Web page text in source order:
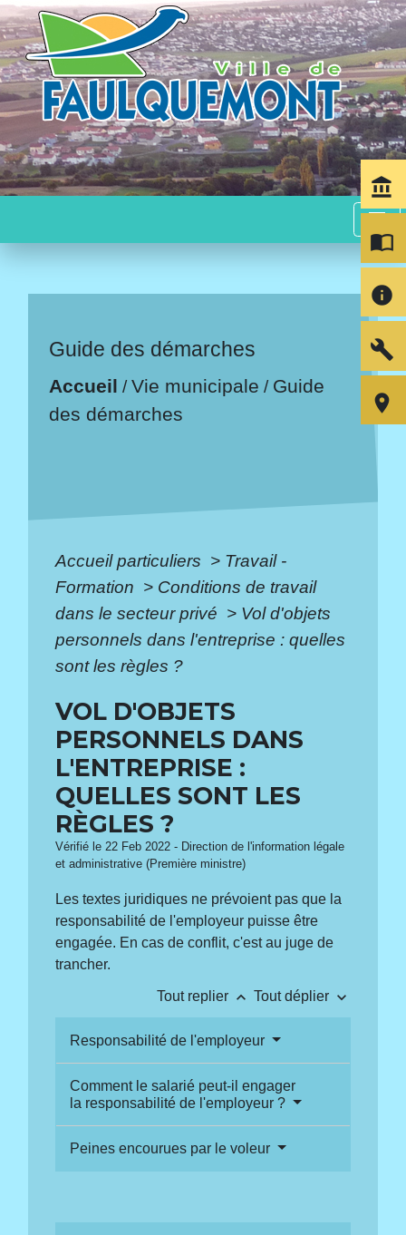
menu
Guide des démarches
Accueil /Vie municipale / Guide
des démarches
Accueil particuliers > Travail -
Formation > Conditions de travail
dans le secteur privé > Vol d'objets
personnels dans l'entreprise : quelles
sont les règles ?
VOL D'OBJETS
PERSONNELS DANS
L'ENTREPRISE :
QUELLES SONT LES
RÈGLES ?
Vérifié le 22 Feb 2022 - Direction de l'information légale
et administrative (Première ministre)
Les textes juridiques ne prévoient pas que la
responsabilité de l'employeur puisse être
engagée. En cas de conflit, c'est au juge de
trancher.
Tout replier keyboard_arrow_up Tout déplier keyboard_arrow_down
Responsabilité de l'employeur
Comment le salarié peut-il engager
la responsabilité de l'employeur ?
Peines encourues par le voleur
account_balance
import_contacts
info
build
room